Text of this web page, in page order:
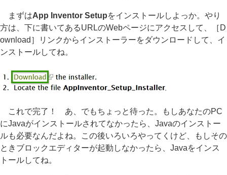
まずはApp Inventor Setupをインストールしよっか。やり
方は、下に書いてあるURLのWebページにアクセスして、［D
ownload］リンクからインストーラーをダウンロードして、イ
ンストールしてね。
これで完了！ あ、でもちょっと待った。もしあなたのPC
にJavaがインストールされてなかったら、Javaのインストー
ルも必要なんだよね。この後いろいろやってくけど、もしその
ときブロックエディターが起動しなかったら、Javaをインス
トールしてね。